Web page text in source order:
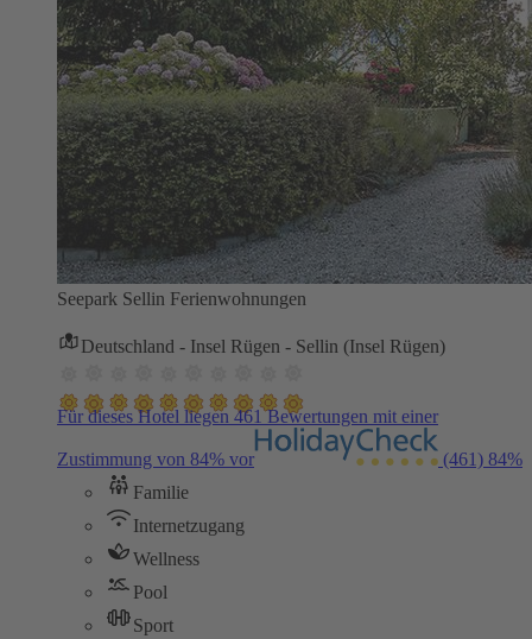
Seepark Sellin Ferienwohnungen
Deutschland - Insel Rügen - Sellin (Insel Rügen)
Für dieses Hotel liegen 461 Bewertungen mit einer
Zustimmung von 84% vor (461) 84%
Familie
Internetzugang
Wellness
Pool
Sport